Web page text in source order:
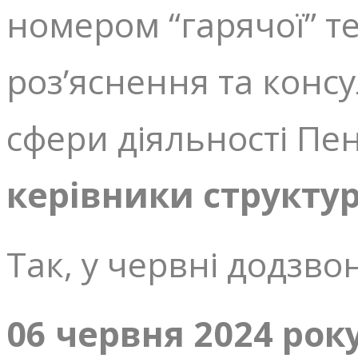
номером “гарячої”
роз’яснення та
сфери діяльності
керівники
Так, у червні
06 червня 2024